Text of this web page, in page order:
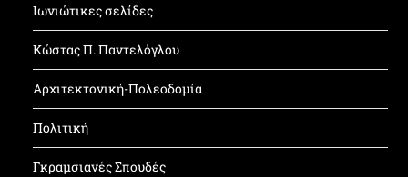
Ιωνιώτικες σελίδες
Κώστας Π. Παντελόγλου
Αρχιτεκτονική-Πολεοδομία
Πολιτική
Γκραμσιανές Σπουδές